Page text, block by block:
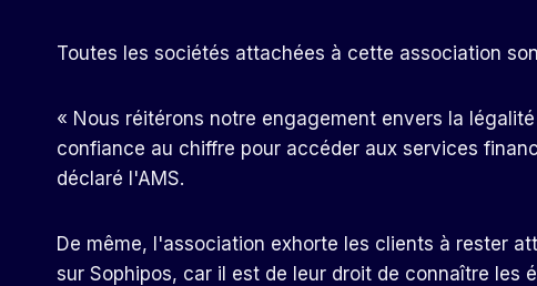
Toutes les sociétés attachées à cette association
« Nous réitérons notre engagement envers la
confiance au chiffre pour accéder aux services
déclaré l'AMS.
De même, l'association exhorte les clients à rester
sur Sophipos, car il est de leur droit de connaître